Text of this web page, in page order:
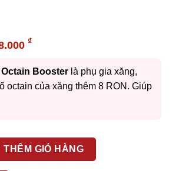
₫
Booster là phụ gia xăng,
octain của xăng thêm 8 RON. Giúp
G30 Octane Booster + số lượng
THÊM GIỎ HÀNG